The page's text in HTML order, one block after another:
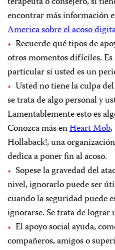
encontrar más información
America sobre el acoso
Recuerde qué tipos de
otros momentos difíciles.
particular si usted es un
Usted no tiene la culpa
se trata de algo personal y
Lamentablemente esto es
Conozca más enHeart Mob,
Hollaback!, una
dedica a poner fin al acoso.
Sopese la gravedad del
nivel, ignorarlo puede ser
cuando la seguridad puede
ignorarse. Se trata de
El apoyo social ayuda,
compañeros, amigos o